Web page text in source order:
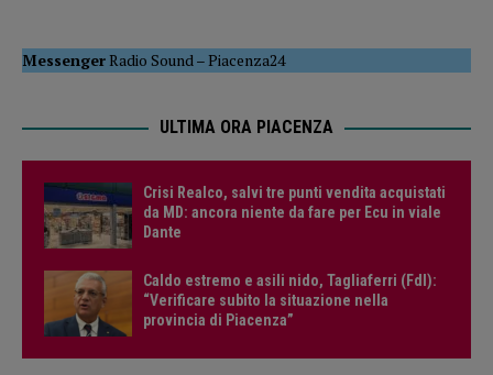
MessengerRadio Sound –Piacenza24
ULTIMA ORA PIACENZA
Crisi Realco, salvi tre punti vendita acquistati
da MD: ancora niente da fare per Ecu in viale
Dante
Caldo estremo e asili nido, Tagliaferri (FdI):
“Verificare subito la situazione nella
provincia di Piacenza”